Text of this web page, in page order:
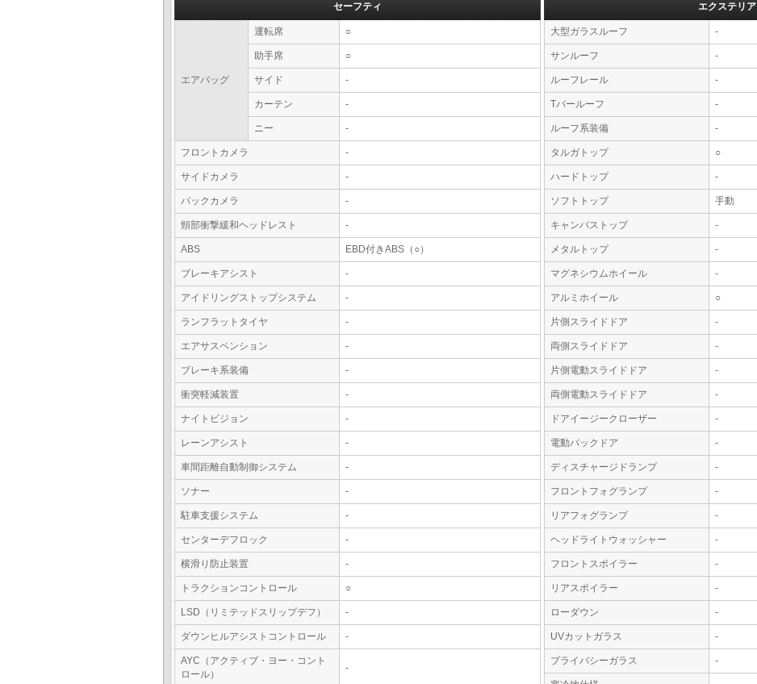
セーフティ
エアバッグ
運転席 ○
助手席 ○
サイド -
カーテン -
ニー -
フロントカメラ -
サイドカメラ -
バックカメラ -
頸部衝撃緩和ヘッドレスト -
ABS EBD付きABS（○）
ブレーキアシスト -
アイドリングストップシステム -
ランフラットタイヤ -
エアサスペンション -
ブレーキ系装備 -
衝突軽減装置 -
ナイトビジョン -
レーンアシスト -
車間距離自動制御システム -
ソナー -
駐車支援システム -
センターデフロック -
横滑り防止装置 -
トラクションコントロール ○
LSD（リミテッドスリップデフ） -
ダウンヒルアシストコントロール -
AYC（アクティブ・ヨー・コント
ロール）
-
エクステリア
大型ガラスルーフ -
サンルーフ -
ルーフレール -
Tバールーフ -
ルーフ系装備 -
タルガトップ ○
ハードトップ -
ソフトトップ 手動
キャンバストップ -
メタルトップ -
マグネシウムホイール -
アルミホイール ○
片側スライドドア -
両側スライドドア -
片側電動スライドドア -
両側電動スライドドア -
ドアイージークローザー -
電動バックドア -
ディスチャージドランプ -
フロントフォグランプ -
リアフォグランプ -
ヘッドライトウォッシャー -
フロントスポイラー -
リアスポイラー -
ローダウン -
UVカットガラス -
プライバシーガラス -